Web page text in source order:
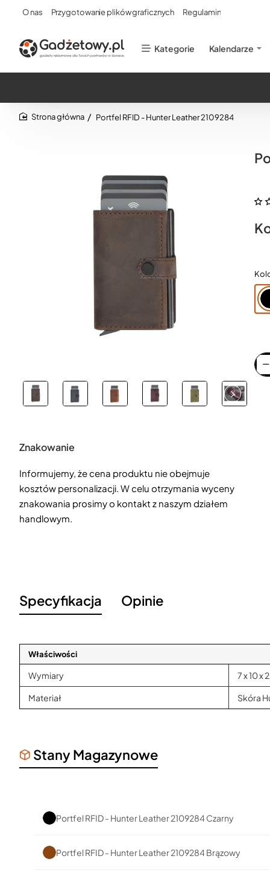
O nas Przygotowanie plików graficznych Regulamin
Kategorie Kalendarze
Portfel RFID - Hunter Leather 2109284
Znakowanie
Informujemy, że cena produktu nie obejmuje
kosztów personalizacji. W celu otrzymania wyceny
znakowania prosimy o kontakt z naszym działem
handlowym.
Specyfikacja Opinie
Właściwości
Wymiary 7 x 10 x
Materiał Skóra
Stany Magazynowe
Portfel RFID - Hunter Leather 2109284 Czarny
Portfel RFID - Hunter Leather 2109284 Brązowy